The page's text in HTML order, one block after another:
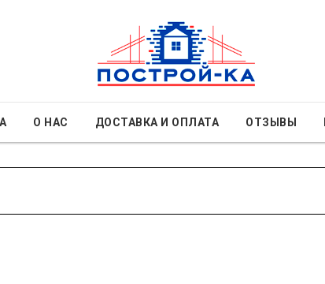
О НАС ДОСТАВКА И ОПЛАТА ОТЗЫВЫ